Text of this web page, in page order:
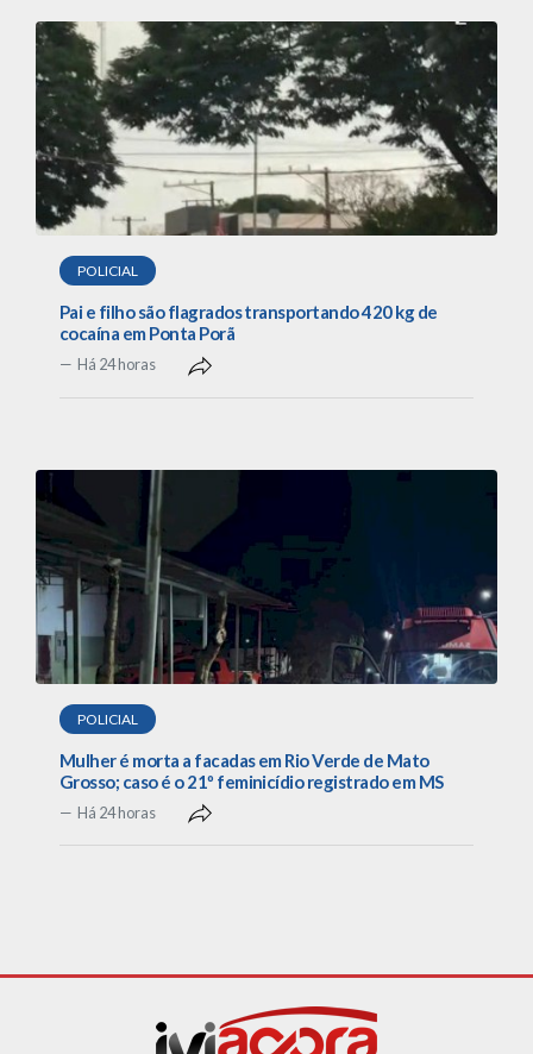
POLICIAL
Pai e filho são flagrados transportando 420 kg de
cocaína em Ponta Porã
Há 24 horas
POLICIAL
Mulher é morta a facadas em Rio Verde de Mato
Grosso; caso é o 21º feminicídio registrado em MS
Há 24 horas